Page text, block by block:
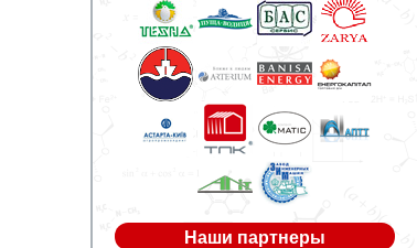
Наши партнеры